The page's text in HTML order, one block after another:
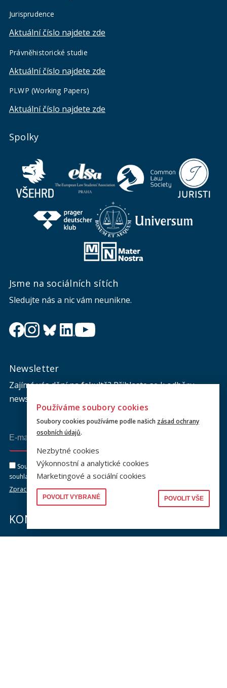
Jurisprudence
Aktuální číslo najdete zde
Právněhistorické studie
Aktuální číslo najdete zde
PLWP (Working Papers)
Aktuální číslo najdete zde
Spolky
Jsme na sociálních sítích
Sledujte nás a nic vám neunikne.
Newsletter
Zajímá vás dění na fakultě? Přihlaste se k odběru
newsletteru a buďte s námi v kontaktu.
Souhlasím se zasíláním newsletteru na výše uvedenou adresu a
souhlasím se zpracováním osobních údajů dle dokumentu níže.
Zpracování osobních údajů
KONTAKTY
Používáme soubory cookies
Soubory cookies používáme podle našich zásad ochrany
osobních údajů.
Nezbytné cookies
Výkonnostní a analytické cookies
Marketingové a sociální cookies
POVOLIT VYBRANÉ POVOLIT VŠE